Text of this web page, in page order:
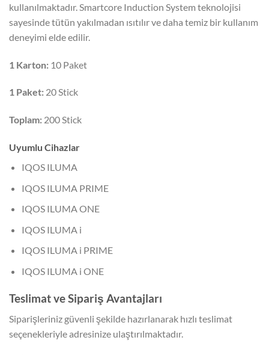
kullanılmaktadır. Smartcore Induction System teknolojisi
sayesinde tütün yakılmadan ısıtılır ve daha temiz bir kullanım
deneyimi elde edilir.
1 Karton: 10 Paket
1 Paket: 20 Stick
Toplam: 200 Stick
Uyumlu Cihazlar
IQOS ILUMA
IQOS ILUMA PRIME
IQOS ILUMA ONE
IQOS ILUMA i
IQOS ILUMA i PRIME
IQOS ILUMA i ONE
Teslimat ve Sipariş Avantajları
Siparişleriniz güvenli şekilde hazırlanarak hızlı teslimat
seçenekleriyle adresinize ulaştırılmaktadır.